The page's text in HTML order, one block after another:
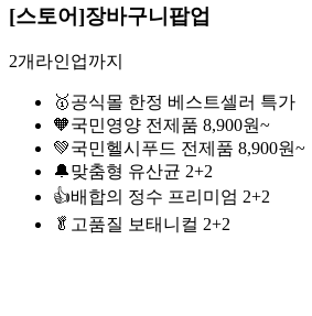
[스토어]장바구니팝업
2개라인업까지
🥇공식몰 한정 베스트셀러 특가
🧡국민영양 전제품 8,900원~
💚국민헬시푸드 전제품 8,900원~
🔔맞춤형 유산균 2+2
👍배합의 정수 프리미엄 2+2
🥬고품질 보태니컬 2+2